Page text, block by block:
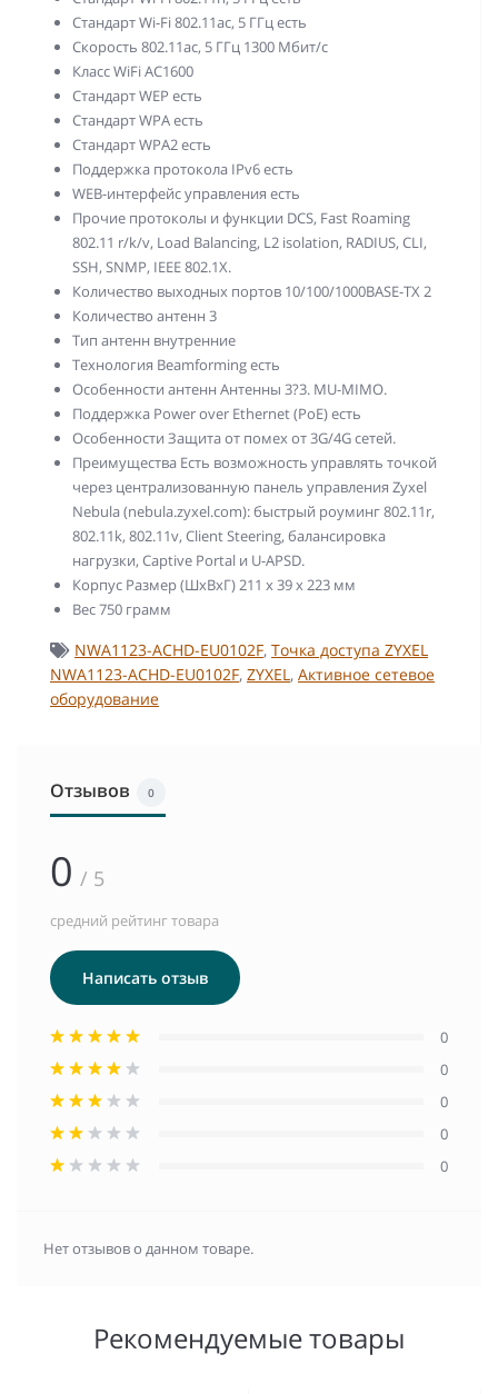
Стандарт Wi-Fi 802.11ac, 5 ГГц есть
Скорость 802.11ac, 5 ГГц 1300 Мбит/с
Класс WiFi AC1600
Стандарт WEP есть
Стандарт WPA есть
Стандарт WPA2 есть
Поддержка протокола IPv6 есть
WEB-интерфейс управления есть
Прочие протоколы и функции DCS, Fast Roaming
802.11 r/k/v, Load Balancing, L2 isolation, RADIUS, CLI,
SSH, SNMP, IEEE 802.1X.
Количество выходных портов 10/100/1000BASE-TX 2
Количество антенн 3
Тип антенн внутренние
Технология Beamforming есть
Особенности антенн Антенны 3?3. MU-MIMO.
Поддержка Power over Ethernet (PoE) есть
Особенности Защита от помех от 3G/4G сетей.
Преимущества Eсть возможность управлять точкой
через централизованную панель управления Zyxel
Nebula (nebula.zyxel.com): быстрый роуминг 802.11r,
802.11k, 802.11v, Client Steering, балансировка
нагрузки, Captive Portal и U-APSD.
Корпус Размер (ШхВхГ) 211 х 39 х 223 мм
Вес 750 грамм
NWA1123-ACHD-EU0102F, Точка доступа ZYXEL
NWA1123-ACHD-EU0102F, ZYXEL , Активное сетевое
оборудование
Отзывов 0
0 / 5
средний рейтинг товара
Написать отзыв
0
0
0
0
0
Нет отзывов о данном товаре.
Рекомендуемые товары